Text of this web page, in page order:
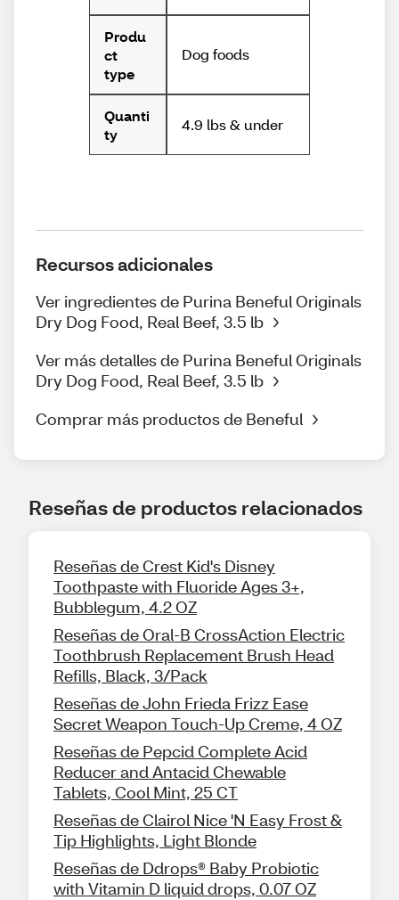
Produ
ct
type
Dog foods
Quanti
ty
4.9 lbs & under
Recursos adicionales
Ver ingredientes de Purina Beneful Originals
Dry Dog Food, Real Beef, 3.5 lb
Ver más detalles de Purina Beneful Originals
Dry Dog Food, Real Beef, 3.5 lb
Comprar más productos de Beneful
Reseñas de productos relacionados
Reseñas de Crest Kid's Disney
Toothpaste with Fluoride Ages 3+,
Bubblegum, 4.2 OZ
Reseñas de Oral-B CrossAction Electric
Toothbrush Replacement Brush Head
Refills, Black, 3/Pack
Reseñas de John Frieda Frizz Ease
Secret Weapon Touch-Up Creme, 4 OZ
Reseñas de Pepcid Complete Acid
Reducer and Antacid Chewable
Tablets, Cool Mint, 25 CT
Reseñas de Clairol Nice 'N Easy Frost &
Tip Highlights, Light Blonde
Reseñas de Ddrops® Baby Probiotic
with Vitamin D liquid drops, 0.07 OZ